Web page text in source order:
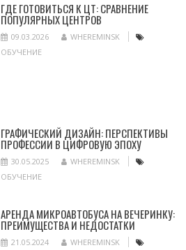
ГДЕ ГОТОВИТЬСЯ К ЦТ: СРАВНЕНИЕ
ПОПУЛЯРНЫХ ЦЕНТРОВ
09.03.2026
WHEREMINSK
ОБУЧЕНИЕ
ГРАФИЧЕСКИЙ ДИЗАЙН: ПЕРСПЕКТИВЫ
ПРОФЕССИИ В ЦИФРОВУЮ ЭПОХУ
30.05.2025
WHEREMINSK
ОБУЧЕНИЕ
АРЕНДА МИКРОАВТОБУСА НА ВЕЧЕРИНКУ:
ПРЕИМУЩЕСТВА И НЕДОСТАТКИ
21.05.2024
WHEREMINSK